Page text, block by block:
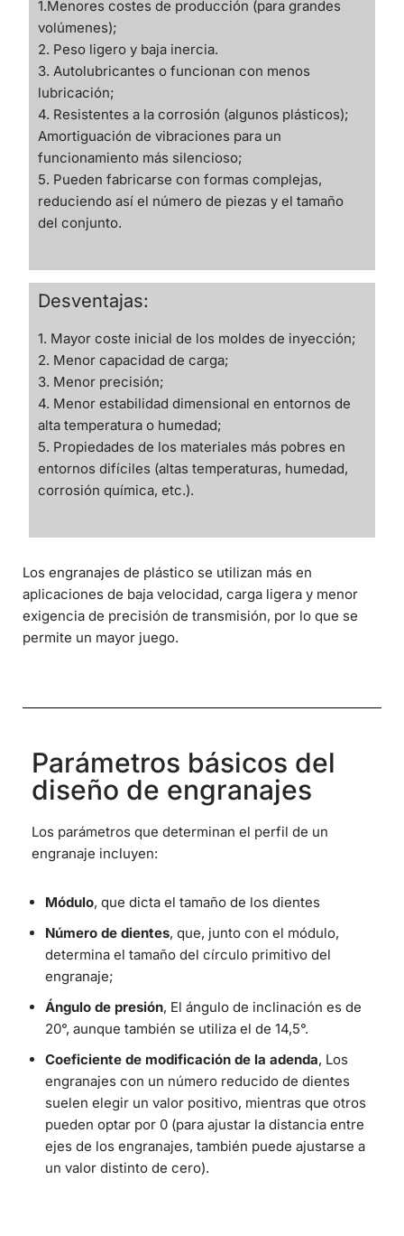
1.Menores costes de producción (para grandes
volúmenes);
2. Peso ligero y baja inercia.
3. Autolubricantes o funcionan con menos
lubricación;
4. Resistentes a la corrosión (algunos plásticos);
Amortiguación de vibraciones para un
funcionamiento más silencioso;
5. Pueden fabricarse con formas complejas,
reduciendo así el número de piezas y el tamaño
del conjunto.
Desventajas:
1. Mayor coste inicial de los moldes de inyección;
2. Menor capacidad de carga;
3. Menor precisión;
4. Menor estabilidad dimensional en entornos de
alta temperatura o humedad;
5. Propiedades de los materiales más pobres en
entornos difíciles (altas temperaturas, humedad,
corrosión química, etc.).
Los engranajes de plástico se utilizan más en
aplicaciones de baja velocidad, carga ligera y menor
exigencia de precisión de transmisión, por lo que se
permite un mayor juego.
Parámetros básicos del
diseño de engranajes
Los parámetros que determinan el perfil de un
engranaje incluyen:
Módulo, que dicta el tamaño de los dientes
Número de dientes, que, junto con el módulo,
determina el tamaño del círculo primitivo del
engranaje;
Ángulo de presión, El ángulo de inclinación es de
20°, aunque también se utiliza el de 14,5°.
Coeficiente de modificación de la adenda, Los
engranajes con un número reducido de dientes
suelen elegir un valor positivo, mientras que otros
pueden optar por 0 (para ajustar la distancia entre
ejes de los engranajes, también puede ajustarse a
un valor distinto de cero).